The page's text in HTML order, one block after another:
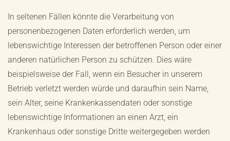
In seltenen Fällen könnte die Verarbeitung von
personenbezogenen Daten erforderlich werden, um
lebenswichtige Interessen der betroffenen Person oder einer
anderen natürlichen Person zu schützen. Dies wäre
beispielsweise der Fall, wenn ein Besucher in unserem
Betrieb verletzt werden würde und daraufhin sein Name,
sein Alter, seine Krankenkassendaten oder sonstige
lebenswichtige Informationen an einen Arzt, ein
Krankenhaus oder sonstige Dritte weitergegeben werden